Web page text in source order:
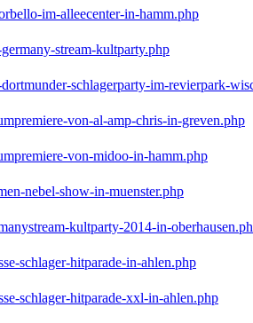
im-alleecenter-in-hamm.php
stream-kultparty.php
schlagerparty-im-revierpark-
von-al-amp-chris-in-greven.php
von-midoo-in-hamm.php
nebel-show-in-muenster.php
kultparty-2014-in-
schlager-hitparade-in-ahlen.php
schlager-hitparade-xxl-in-ahlen.php